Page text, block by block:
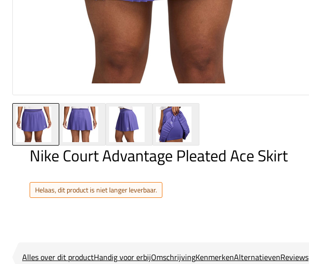
Nike Court Advantage Pleated Ace Skirt
Helaas, dit product is niet langer leverbaar.
Alles over dit productHandig voor erbijOmschrijvingKenmerkenAlternatievenReviews